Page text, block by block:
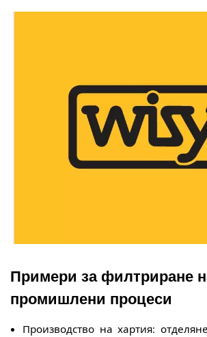
Примери за филтриране
промишлени процеси
Производство на хартия: